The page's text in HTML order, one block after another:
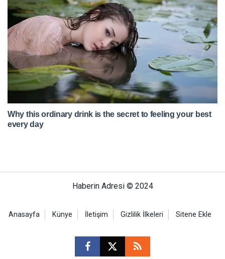
Haberin Adresi © 2024
Anasayfa Künye İletişim Gizlilik İlkeleri Sitene Ekle